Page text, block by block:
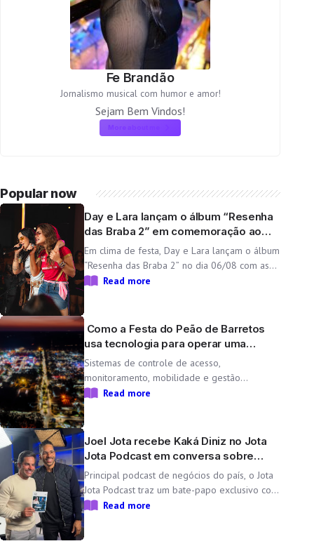
Fe Brandão
Jornalismo musical com humor e amor!
Sejam Bem Vindos!
More about me
Popular now
Day e Lara lançam o álbum “Resenha
das Braba 2” em comemoração ao
aniversário da dupla
Em clima de festa, Day e Lara lançam o álbum
“Resenha das Braba 2” no dia 06/08 com as
inéditas “Lado Cachorra” e “Doeu em Mim” O
Read more
Como a Festa do Peão de Barretos
usa tecnologia para operar uma
cidade temporária
Sistemas de controle de acesso,
monitoramento, mobilidade e gestão
operacional ajudam a transformar o Parque
Peão de Barretos Durante 11 dias, o Parque
do Peão […]
Read more
Joel Jota recebe Kaká Diniz no Jota
Jota Podcast em conversa sobre
negócios e família
Principal podcast de negócios do país, o Jota
Jota Podcast traz um bate-papo exclusivo com
o empresário e CEO da Non Stop, que
Read more